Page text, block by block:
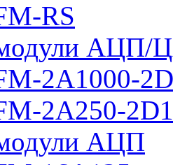
RS
АЦП/
2A1000-
2A250-
АЦП